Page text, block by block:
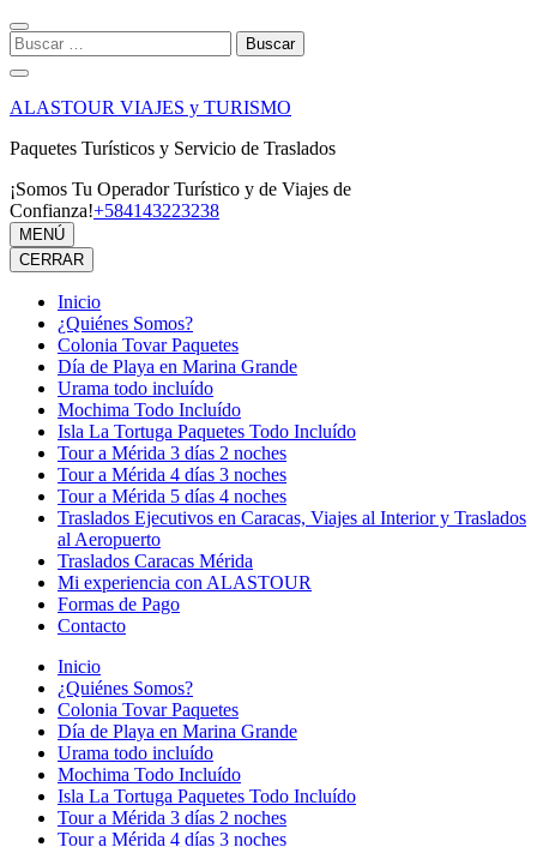
Saltar
al
contenido
(presiona
la
Intro)
Buscar:
ALASTOUR VIAJES y TURISMO
Paquetes Turísticos y Servicio de Traslados
¡Somos Tu Operador Turístico y de Viajes de
Confianza!+584143223238
MENÚ
CERRAR
Inicio
¿Quiénes Somos?
Colonia Tovar Paquetes
Día de Playa en Marina Grande
Urama todo incluído
Mochima Todo Incluído
Isla La Tortuga Paquetes Todo Incluído
Tour a Mérida 3 días 2 noches
Tour a Mérida 4 días 3 noches
Tour a Mérida 5 días 4 noches
Traslados Ejecutivos en Caracas, Viajes al Interior y Traslados
al Aeropuerto
Traslados Caracas Mérida
Mi experiencia con ALASTOUR
Formas de Pago
Contacto
Inicio
¿Quiénes Somos?
Colonia Tovar Paquetes
Día de Playa en Marina Grande
Urama todo incluído
Mochima Todo Incluído
Isla La Tortuga Paquetes Todo Incluído
Tour a Mérida 3 días 2 noches
Tour a Mérida 4 días 3 noches